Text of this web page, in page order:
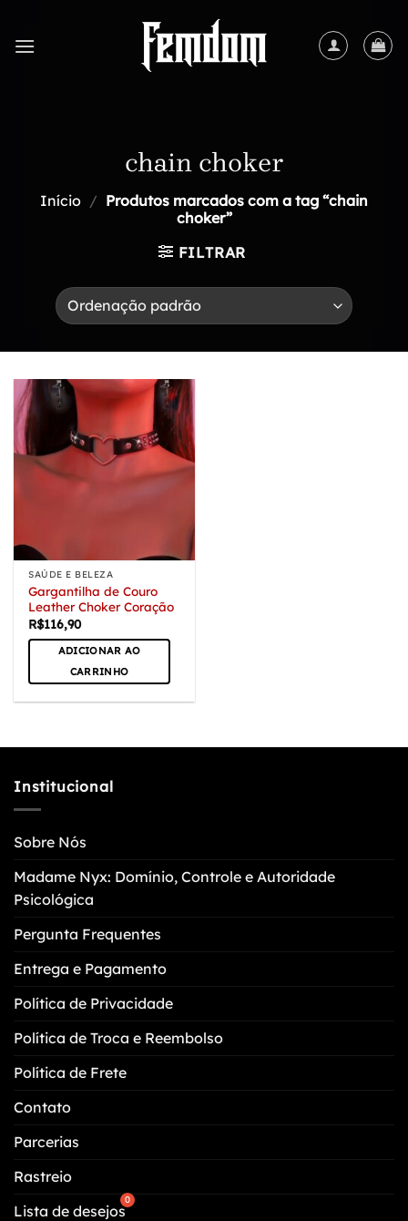
content
chain choker
Início / Produtos marcados com a tag “chain
choker”
FILTRAR
SAÚDE E BELEZA
Gargantilha de Couro
Leather Choker Coração
R$116,90
ADICIONAR AO
CARRINHO
Institucional
Sobre Nós
Madame Nyx: Domínio, Controle e Autoridade
Psicológica
Pergunta Frequentes
Entrega e Pagamento
Política de Privacidade
Política de Troca e Reembolso
Política de Frete
Contato
Parcerias
Rastreio
Lista de desejos